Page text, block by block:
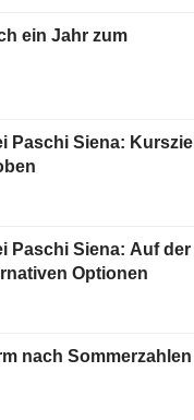
ein Jahr zum
Paschi Siena: Kursziel
Paschi Siena: Auf der
Optionen
nach Sommerzahlen